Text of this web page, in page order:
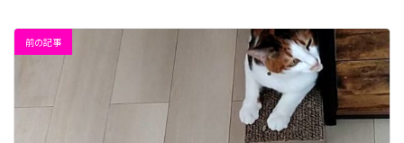
前の記事